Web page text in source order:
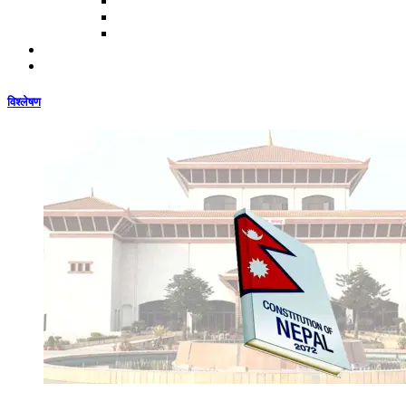
विश्लेषण